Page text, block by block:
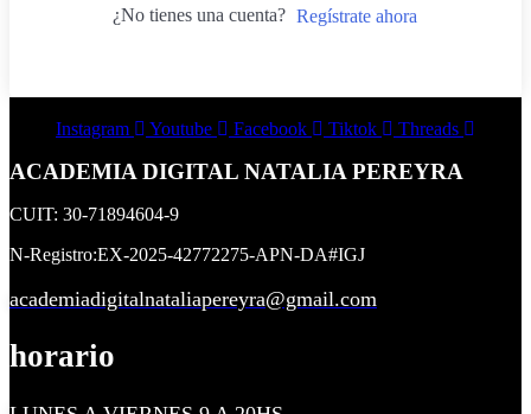
¿No tienes una cuenta? Regístrate ahora
Instagram Youtube Facebook Tiktok Threads
ACADEMIA DIGITAL NATALIA PEREYRA
CUIT: 30-71894604-9
N-Registro:EX-2025-42772275-APN-DA#IGJ
academiadigitalnataliapereyra@gmail.com
horario